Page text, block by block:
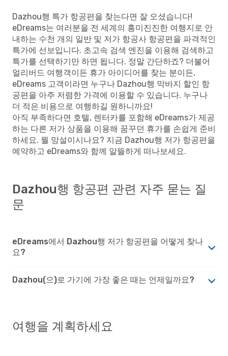
Dazhou행 특가 항공편을 찾는다면 잘 오셨습니다!
eDreams는 여러분을 전 세계의 흥미진진한 여행지로 안
내하는 수천 개의 일반 및 저가 항공사 항공편을 파격적인
특가에 선보입니다. 초고속 검색 엔진을 이용해 검색하고
특가를 선택하기만 하면 됩니다. 정말 간단하죠? 더불어
얼리버드 여행객이든 휴가 아이디어를 찾는 분이든,
eDreams 고객이라면 누구나 Dazhou행 막바지 할인 항
공편을 아주 저렴한 가격에 이용할 수 있습니다. 누구나
더 적은 비용으로 여행하길 원하니까요!
아직 부족하다면 호텔, 렌터카를 포함해 eDreams가 제공
하는 다른 저가 상품을 이용해 꿈꾸던 휴가를 손쉽게 준비
하세요. 뭘 망설이시나요? 지금 Dazhou행 저가 항공편을
예약하고 eDreams와 함께 알뜰하게 떠나보세요.
Dazhou행 항공편 관련 자주 묻는 질
문
eDreams에서 Dazhou행 저가 항공편을 어떻게 찾나
요?
Dazhou(으)로 가기에 가장 좋은 때는 언제일까요?
여행을 계획하세요